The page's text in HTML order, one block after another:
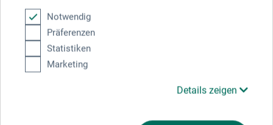
Notwendig
Präferenzen
Statistiken
Marketing
Details zeigen